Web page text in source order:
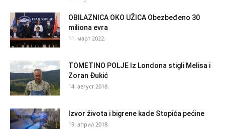
OBILAZNICA OKO UŽICA Obezbeđeno 30
miliona evra
11. март 2022.
TOMETINO POLJE Iz Londona stigli Melisa i
Zoran Đukić
14. август 2018.
Izvor života i bigrene kade Stopića pećine
19. април 2018.